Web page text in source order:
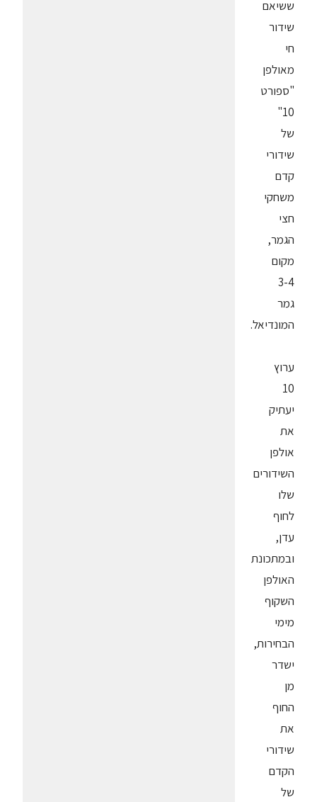
ששיאם
שידור
חי
מאולפן
"ספורט
10"
של
שידורי
קדם
משחקי
חצי
הגמר,
מקום
3-4
גמר
המונדיאל.
ערוץ
10
יעתיק
את
אולפן
השידורים
שלו
לחוף
עדן,
ובמתכונת
האולפן
השקוף
מימי
הבחירות,
ישדר
מן
החוף
את
שידורי
הקדם
של